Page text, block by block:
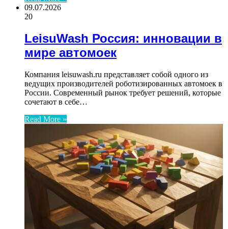
09.07.2026
20
LeisuWash Россия: инновации в
мире автомоек
Компания leisuwash.ru представляет собой одного из
ведущих производителей роботизированных автомоек в
России. Современный рынок требует решений, которые
сочетают в себе…
Read More »